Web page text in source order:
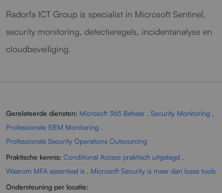
Radorfa ICT Group is specialist in Microsoft Sentinel,
security monitoring, detectieregels, incidentanalyse en
cloudbeveiliging.
Gerelateerde diensten: Microsoft 365 Beheer , Security Monitoring ,
Professionele SIEM Monitoring ,
Professionele Security Operations Outsourcing
Praktische kennis: Conditional Access praktisch uitgelegd ,
Waarom MFA essentieel is , Microsoft Security is meer dan losse tools
Ondersteuning per locatie: